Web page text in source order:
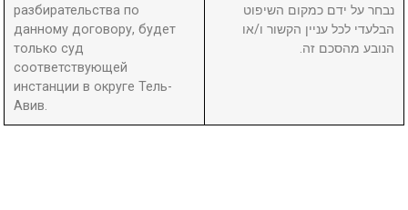
разбирательства по
данному договору, будет
только суд
соответствующей
инстанции в округе Тель-
Авив.
נבחר על ידם כמקום השיפוט
הבלעדי לכל עניין הקשור ו/או
הנובע מהסכם זה.